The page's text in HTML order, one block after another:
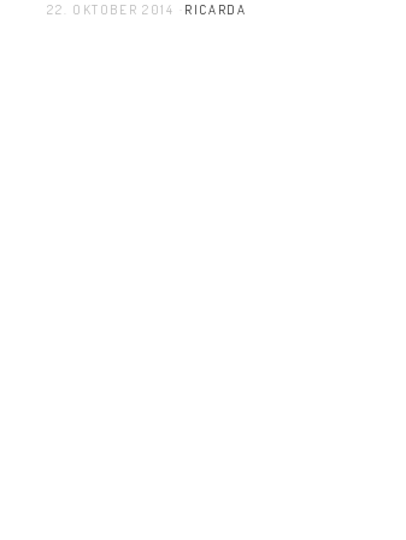
22. OKTOBER 2014 RICARDA